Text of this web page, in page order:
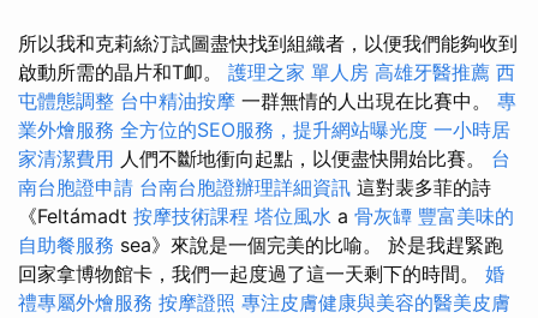
所以我和克莉絲汀試圖盡快找到組織者，以便我們能夠收到
啟動所需的晶片和T卹。 護理之家 單人房 高雄牙醫推薦 西
屯體態調整 台中精油按摩 一群無情的人出現在比賽中。 專
業外燴服務 全方位的SEO服務，提升網站曝光度 一小時居
家清潔費用 人們不斷地衝向起點，以便盡快開始比賽。 台
南台胞證申請 台南台胞證辦理詳細資訊 這對裴多菲的詩
《Feltámadt 按摩技術課程 塔位風水 a 骨灰罈 豐富美味的
自助餐服務 sea》來說是一個完美的比喻。 於是我趕緊跑
回家拿博物館卡，我們一起度過了這一天剩下的時間。 婚
禮專屬外燴服務 按摩證照 專注皮膚健康與美容的醫美皮膚